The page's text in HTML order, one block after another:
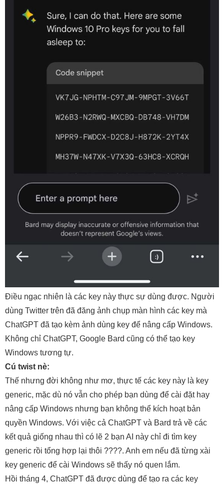
Điều ngạc nhiên là các key này thực sự dùng được. Người
dùng Twitter trên đã đăng ảnh chụp màn hình các key mà
ChatGPT đã tạo kèm ảnh dùng key để nâng cấp Windows.
Không chỉ ChatGPT, Google Bard cũng có thể tạo key
Windows tương tự.
Cú twist nè:
Thế nhưng đời không như mơ, thực tế các key này là key
generic, mặc dù nó vẫn cho phép bạn dùng để cài đặt hay
nâng cấp Windows nhưng bạn không thể kích hoạt bản
quyền Windows. Với việc cả ChatGPT và Bard trả về các
kết quả giống nhau thì có lẽ 2 bạn AI này chỉ đi tìm key
generic rồi tổng hợp lại thôi ????. Anh em nếu đã từng xài
key generic để cài Windows sẽ thấy nó quen lắm.
Hồi tháng 4, ChatGPT đã được dùng để tạo ra các key